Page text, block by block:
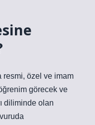
resmi, özel ve imam
öğrenim görecek ve
diliminde olan